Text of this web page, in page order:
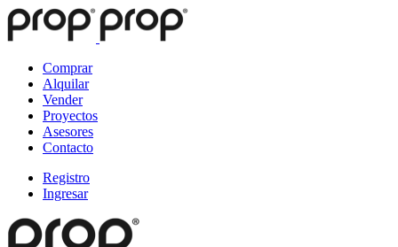
Comprar
Alquilar
Vender
Proyectos
Asesores
Contacto
Registro
Ingresar